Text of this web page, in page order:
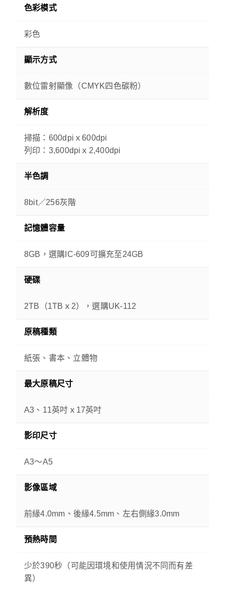
色彩模式
彩色
顯示方式
數位雷射顯像（CMYK四色碳粉）
解析度
掃描：600dpiｘ600dpi
列印：3,600dpiｘ2,400dpi
半色調
8bit／256灰階
記憶體容量
8GB，選購IC-609可擴充至24GB
硬碟
2TB（1TBｘ2），選購UK-112
原稿種類
紙張、書本、立體物
最大原稿尺寸
A3、11英吋ｘ17英吋
影印尺寸
A3～A5
影像區域
前緣4.0mm、後緣4.5mm、左右側緣3.0mm
預熱時間
少於390秒（可能因環境和使用情況不同而有差
異）